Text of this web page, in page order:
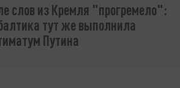
слов из Кремля "прогремело":
тут же выполнила
Путина